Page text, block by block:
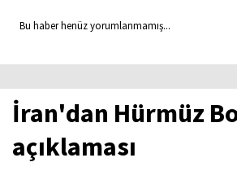
Bu haber henüz yorumlanmamış...
İran'dan Hürmüz
açıklaması